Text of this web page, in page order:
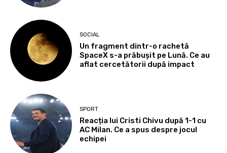
SOCIAL
Un fragment dintr-o rachetă
SpaceX s-a prăbușit pe Lună. Ce au
aflat cercetătorii după impact
SPORT
Reacția lui Cristi Chivu după 1-1 cu
AC Milan. Ce a spus despre jocul
echipei